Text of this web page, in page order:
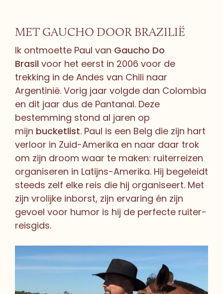
MET GAUCHO DOOR BRAZILIË
Ik ontmoette Paul van Gaucho Do
Brasil voor het eerst in 2006 voor de
trekking in de Andes van Chili naar
Argentinië. Vorig jaar volgde dan Colombia
en dit jaar dus de Pantanal. Deze
bestemming stond al jaren op
mijn bucketlist. Paul is een Belg die zijn hart
verloor in Zuid-Amerika en naar daar trok
om zijn droom waar te maken: ruiterreizen
organiseren in Latijns-Amerika. Hij begeleidt
steeds zelf elke reis die hij organiseert. Met
zijn vrolijke inborst, zijn ervaring én zijn
gevoel voor humor is hij de perfecte ruiter-
reisgids.